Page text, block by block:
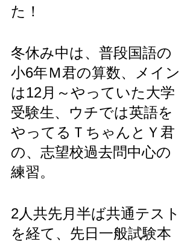
た！
冬休み中は、普段国語の
小6年Ｍ君の算数、メイン
は12月～やっていた大学
受験生、ウチでは英語を
やってるＴちゃんとＹ君
の、志望校過去問中心の
練習。
2人共先月半ば共通テスト
を経て、先日一般試験本